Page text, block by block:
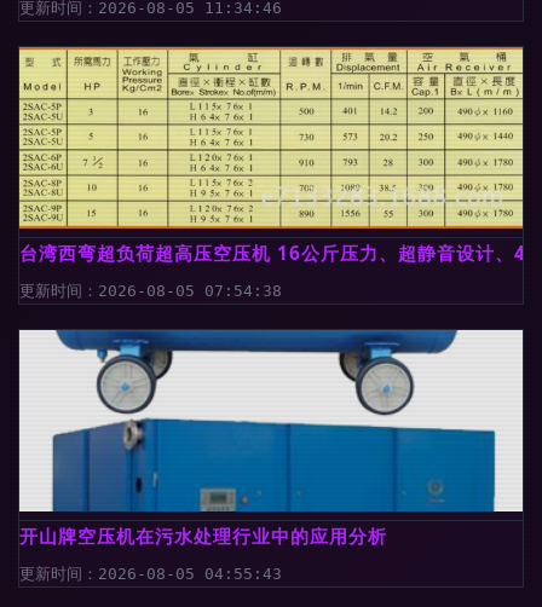
更新时间：2026-08-05 11:34:46
台湾西弯超负荷超高压空压机 16公斤压力、超静音设计、4
更新时间：2026-08-05 07:54:38
开山牌空压机在污水处理行业中的应用分析
更新时间：2026-08-05 04:55:43